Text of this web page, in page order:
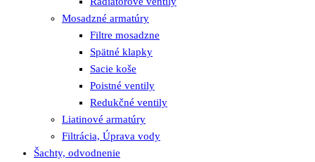
Mosadzné armatúry
Filtre mosadzne
Spätné klapky
Sacie koše
Poistné ventily
Redukčné ventily
Liatinové armatúry
Filtrácia, Úprava vody
Šachty, odvodnenie